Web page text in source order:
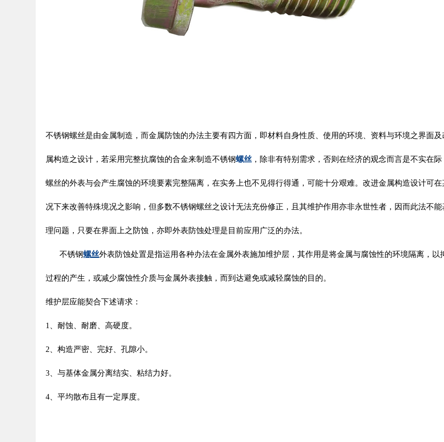
不锈钢螺丝是由金属制造，而金属防蚀的办法主要有四方面，即材料自身性质、使用的环境、资料与环境之界面及
属构造之设计，若采用完整抗腐蚀的合金来制造不锈钢螺丝 ，除非有特别需求，否则在经济的观念而言是不实在
螺丝的外表与会产生腐蚀的环境要素完整隔离，在实务上也不见得行得通，可能十分艰难。改进金属构造设计可在
况下来改善特殊境况之影响，但多数不锈钢螺丝之设计无法充份修正，且其维护作用亦非永世性者，因而此法不能
理问题，只要在界面上之防蚀，亦即外表防蚀处理是目前应用广泛的办法。
不锈钢螺丝外表防蚀处置是指运用各种办法在金属外表施加维护层，其作用是将金属与腐蚀性的环境隔离，以
过程的产生，或减少腐蚀性介质与金属外表接触，而到达避免或减轻腐蚀的目的。
维护层应能契合下述请求：
1、耐蚀、耐磨、高硬度。
2、构造严密、完好、孔隙小。
3、与基体金属分离结实、粘结力好。
4、平均散布且有一定厚度。